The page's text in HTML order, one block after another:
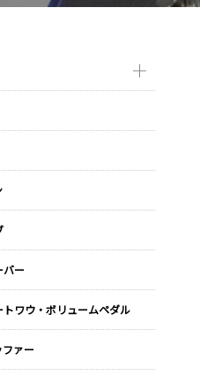
バー
トワウ・ボリュームペダル
ァー